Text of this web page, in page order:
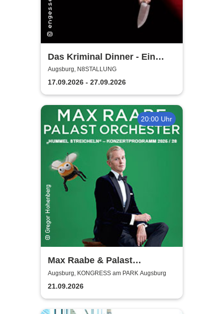
Das Kriminal Dinner - Ein
Kommissar zum Sterben
Augsburg, N8STALLUNG
17.09.2026 - 27.09.2026
20:00 Uhr
Max Raabe & Palast
Orchester - Hummel
streicheln
Augsburg, KONGRESS am PARK Augsburg
21.09.2026